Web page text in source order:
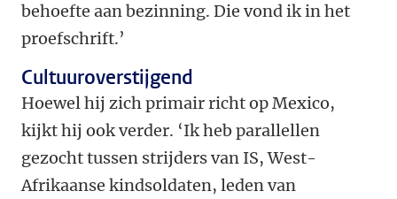
behoefte aan bezinning. Die vond ik in het
proefschrift.’
Cultuuroverstijgend
Hoewel hij zich primair richt op Mexico,
kijkt hij ook verder. ‘Ik heb parallellen
gezocht tussen strijders van IS, West-
Afrikaanse kindsoldaten, leden van